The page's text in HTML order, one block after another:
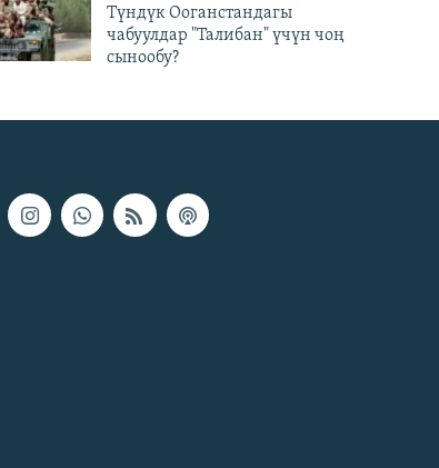
Түндүк Ооганстандагы
чабуулдар "Талибан" үчүн чоң
сынообу?